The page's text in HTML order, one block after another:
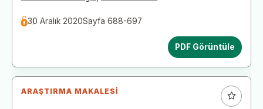
30 Aralık 2020Sayfa 688-697
PDF Görüntüle
ARAŞTIRMA MAKALESI